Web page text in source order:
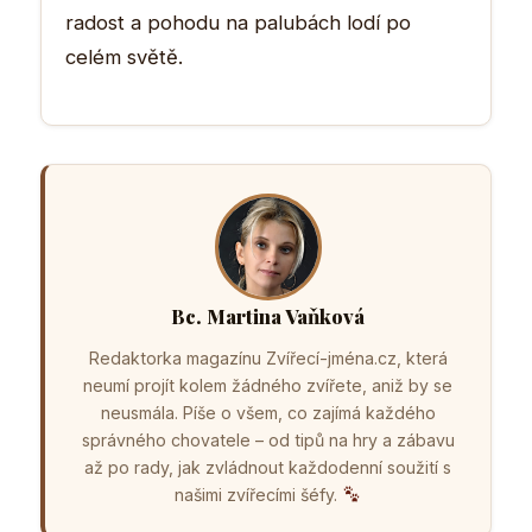
radost a pohodu na palubách lodí po
celém světě.
Bc. Martina Vaňková
Redaktorka magazínu Zvířecí-jména.cz, která
neumí projít kolem žádného zvířete, aniž by se
neusmála. Píše o všem, co zajímá každého
správného chovatele – od tipů na hry a zábavu
až po rady, jak zvládnout každodenní soužití s
našimi zvířecími šéfy.